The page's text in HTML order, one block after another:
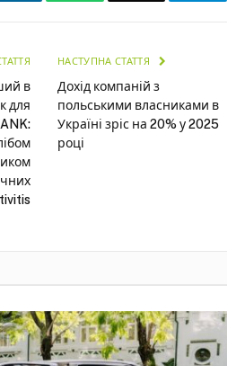
в
для
НАСТУПНА СТАТТЯ
Дохід компаній з
польськими власниками в
Україні зріс на 20% у 2025
році